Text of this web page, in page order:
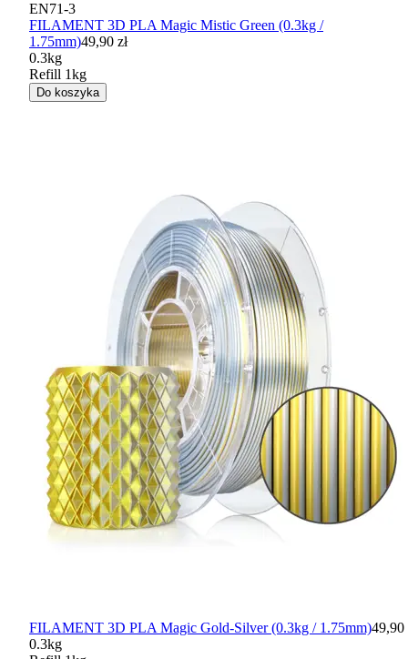
EN71-3
FILAMENT 3D PLA Magic Mistic Green (0.3kg /
1.75mm)49,90 zł
0.3kg
Refill 1kg
Do koszyka
FILAMENT 3D PLA Magic Gold-Silver (0.3kg / 1.75mm)49,90
0.3kg